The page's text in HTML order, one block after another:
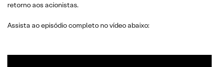
retorno aos acionistas.
Assista ao episódio completo no vídeo abaixo: